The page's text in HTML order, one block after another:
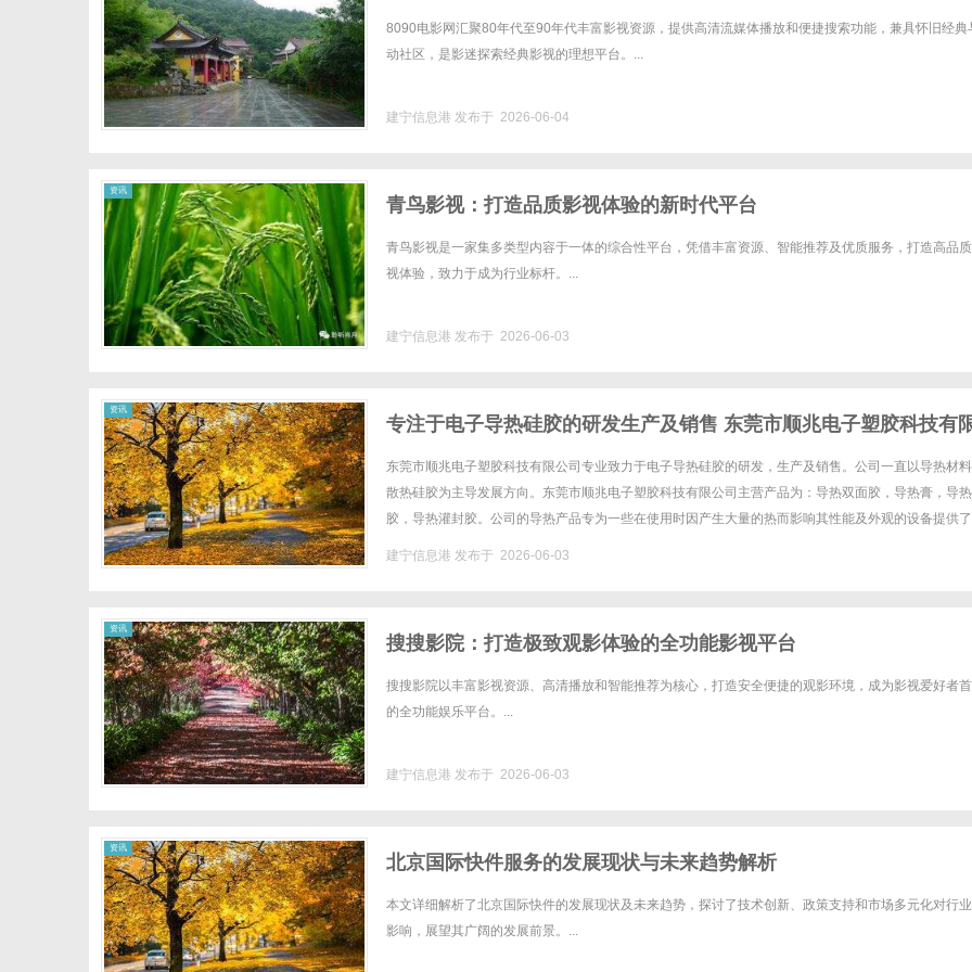
8090电影网汇聚80年代至90年代丰富影视资源，提供高清流媒体播放和便捷搜索功能，兼具怀旧经典
动社区，是影迷探索经典影视的理想平台。...
建宁信息港 发布于 2026-06-04
资讯
青鸟影视：打造品质影视体验的新时代平台
青鸟影视是一家集多类型内容于一体的综合性平台，凭借丰富资源、智能推荐及优质服务，打造高品
视体验，致力于成为行业标杆。...
建宁信息港 发布于 2026-06-03
资讯
专注于电子导热硅胶的研发生产及销售 东莞市顺兆电子塑胶科技有
公司
东莞市顺兆电子塑胶科技有限公司专业致力于电子导热硅胶的研发，生产及销售。公司一直以导热材
散热硅胶为主导发展方向。东莞市顺兆电子塑胶科技有限公司主营产品为：导热双面胶，导热膏，导
胶，导热灌封胶。公司的导热产品专为一些在使用时因产生大量的热而影响其性能及外观的设备提供
建宁信息港 发布于 2026-06-03
资讯
搜搜影院：打造极致观影体验的全功能影视平台
搜搜影院以丰富影视资源、高清播放和智能推荐为核心，打造安全便捷的观影环境，成为影视爱好者
的全功能娱乐平台。...
建宁信息港 发布于 2026-06-03
资讯
北京国际快件服务的发展现状与未来趋势解析
本文详细解析了北京国际快件的发展现状及未来趋势，探讨了技术创新、政策支持和市场多元化对行
影响，展望其广阔的发展前景。...